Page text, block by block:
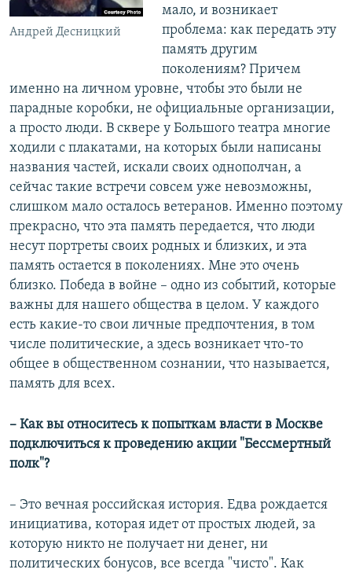
Андрей Десницкий
мало, и возникает
проблема: как передать эту
память другим
поколениям? Причем
именно на личном уровне, чтобы это были не
парадные коробки, не официальные организации,
а просто люди. В сквере у Большого театра многие
ходили с плакатами, на которых были написаны
названия частей, искали своих однополчан, а
сейчас такие встречи совсем уже невозможны,
слишком мало осталось ветеранов. Именно поэтому
прекрасно, что эта память передается, что люди
несут портреты своих родных и близких, и эта
память остается в поколениях. Мне это очень
близко. Победа в войне – одно из событий, которые
важны для нашего общества в целом. У каждого
есть какие-то свои личные предпочтения, в том
числе политические, а здесь возникает что-то
общее в общественном сознании, что называется,
память для всех.
– Как вы относитесь к попыткам власти в Москве
подключиться к проведению акции "Бессмертный
полк"?
– Это вечная российская история. Едва рождается
инициатива, которая идет от простых людей, за
которую никто не получает ни денег, ни
политических бонусов, все всегда "чисто". Как